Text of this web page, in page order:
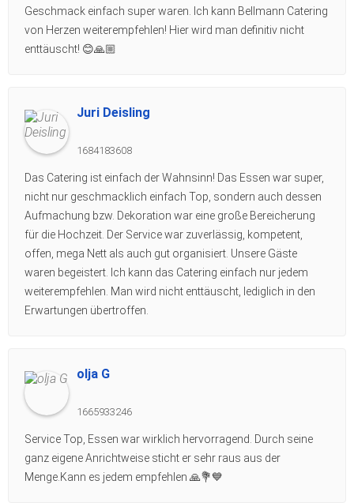
Geschmack einfach super waren. Ich kann Bellmann Catering
von Herzen weiterempfehlen! Hier wird man definitiv nicht
enttäuscht! 😊🙏🏼
Juri Deisling
1684183608
Das Catering ist einfach der Wahnsinn! Das Essen war super,
nicht nur geschmacklich einfach Top, sondern auch dessen
Aufmachung bzw. Dekoration war eine große Bereicherung
für die Hochzeit. Der Service war zuverlässig, kompetent,
offen, mega Nett als auch gut organisiert. Unsere Gäste
waren begeistert. Ich kann das Catering einfach nur jedem
weiterempfehlen. Man wird nicht enttäuscht, lediglich in den
Erwartungen übertroffen.
olja G
1665933246
Service Top, Essen war wirklich hervorragend. Durch seine
ganz eigene Anrichtweise sticht er sehr raus aus der
Menge.Kann es jedem empfehlen 🙏💐💙